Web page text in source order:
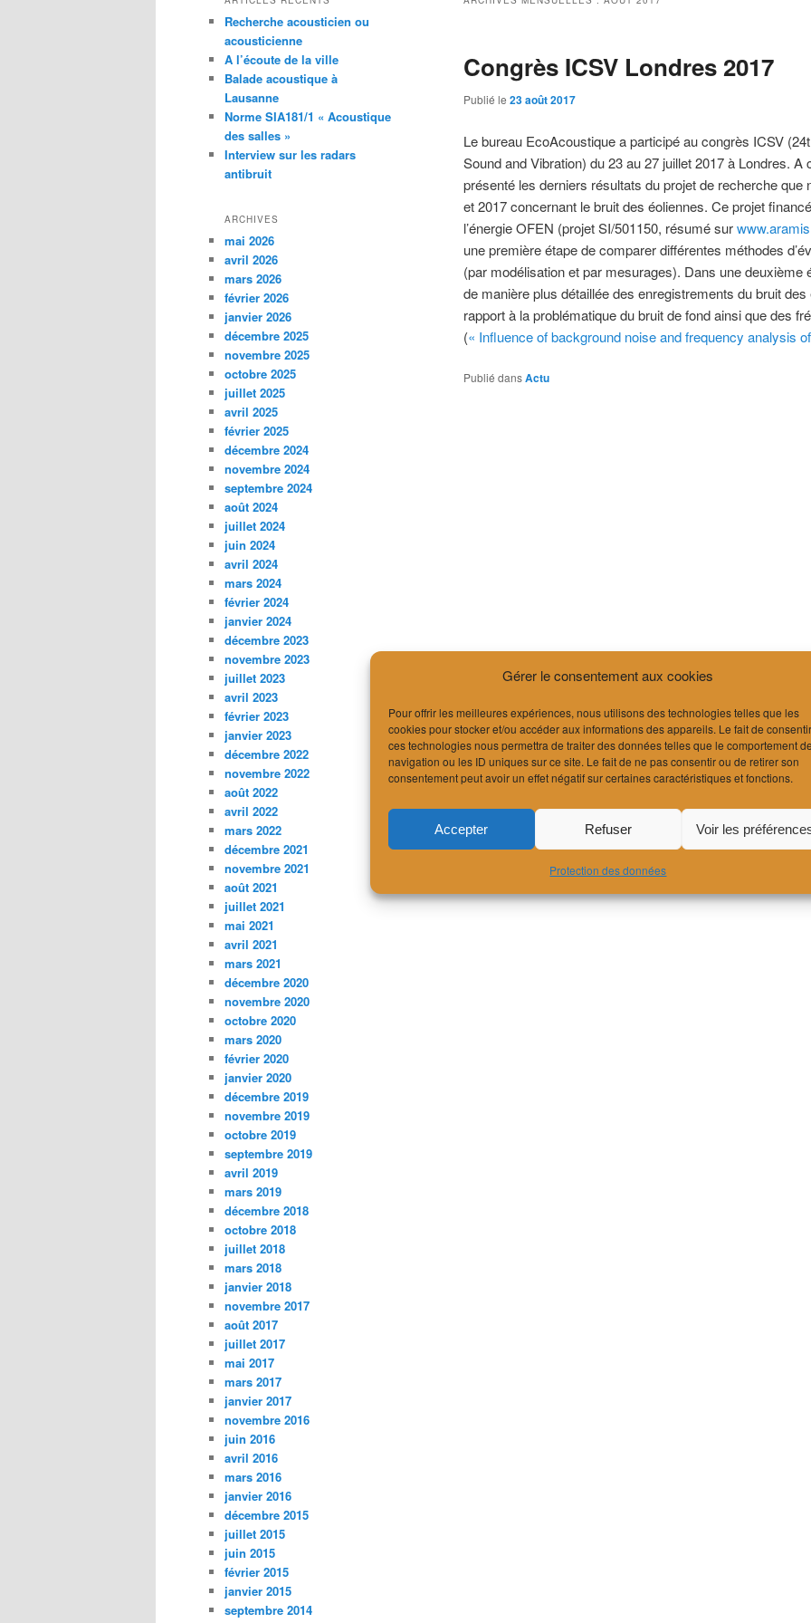
Gérer le consentement aux cookies
Pour offrir les meilleures expériences, nous utilisons des technologies telles que les
cookies pour stocker et/ou accéder aux informations des appareils. Le fait de
ces technologies nous permettra de traiter des données telles que le comportement
navigation ou les ID uniques sur ce site. Le fait de ne pas consentir ou de retirer son
consentement peut avoir un effet négatif sur certaines caractéristiques et fonctions.
Accepter Refuser Voir les
Protection des données
Congrès ICSV Londres 2017
Publié le 23 août 2017
Le bureau EcoAcoustique a participé au congrès ICSV
Sound and Vibration) du 23 au 27 juillet 2017 à Londres.
présenté les derniers résultats du projet de recherche que
et 2017 concernant le bruit des éoliennes. Ce projet
l’énergie OFEN (projetSI/501150, résumé sur
une première étape de comparer différentes méthodes
(par modélisation et par mesurages). Dans une deuxième
de manière plus détaillée des enregistrements du bruit
rapport à la problématique du bruit de fond ainsi que des
(« Influence of background noise and frequency analysis
Publié dansActu
Recherche acousticien ou
acousticienne
A l’écoute de la ville
Balade acoustique à
Lausanne
Norme SIA181/1 « Acoustique
des salles »
Interview sur les radars
antibruit
ARCHIVES
mai 2026
avril 2026
mars 2026
février 2026
janvier 2026
décembre 2025
novembre 2025
octobre 2025
juillet 2025
avril 2025
février 2025
décembre 2024
novembre 2024
septembre 2024
août 2024
juillet 2024
juin 2024
avril 2024
mars 2024
février 2024
janvier 2024
décembre 2023
novembre 2023
juillet 2023
avril 2023
février 2023
janvier 2023
décembre 2022
novembre 2022
août 2022
avril 2022
mars 2022
décembre 2021
novembre 2021
août 2021
juillet 2021
mai 2021
avril 2021
mars 2021
décembre 2020
novembre 2020
octobre 2020
mars 2020
février 2020
janvier 2020
décembre 2019
novembre 2019
octobre 2019
septembre 2019
avril 2019
mars 2019
décembre 2018
octobre 2018
juillet 2018
mars 2018
janvier 2018
novembre 2017
août 2017
juillet 2017
mai 2017
mars 2017
janvier 2017
novembre 2016
juin 2016
avril 2016
mars 2016
janvier 2016
décembre 2015
juillet 2015
juin 2015
février 2015
janvier 2015
septembre 2014